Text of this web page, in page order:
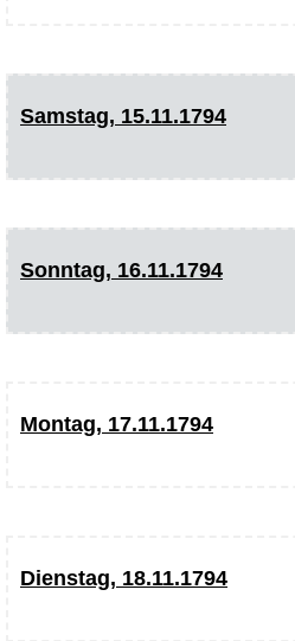
Samstag, 15.11.1794
Sonntag, 16.11.1794
Montag, 17.11.1794
Dienstag, 18.11.1794